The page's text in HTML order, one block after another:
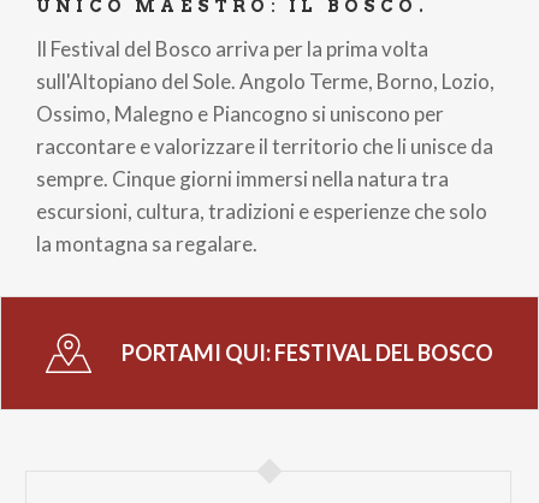
pane
UNICO MAESTRO: IL BOSCO.
Il Festival del Bosco arriva per la prima volta
sull'Altopiano del Sole. Angolo Terme, Borno, Lozio,
Ossimo, Malegno e Piancogno si uniscono per
raccontare e valorizzare il territorio che li unisce da
sempre. Cinque giorni immersi nella natura tra
escursioni, cultura, tradizioni e esperienze che solo
la montagna sa regalare.
PORTAMI QUI:FESTIVAL DEL BOSCO